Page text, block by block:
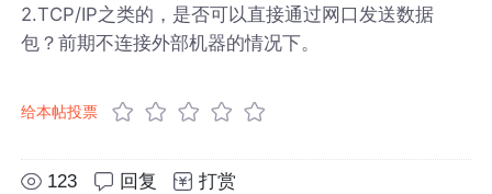
2.TCP/IP之类的，是否可以直接通过网口发送数据
包？前期不连接外部机器的情况下。
给本帖投票
123 回复 打赏